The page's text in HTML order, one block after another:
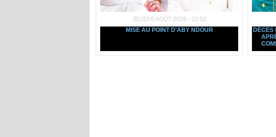
JEUDI 6 AOÛT 2026 - 22:52
MISE AU POINT D'ABY NDOUR
DÉCÈS